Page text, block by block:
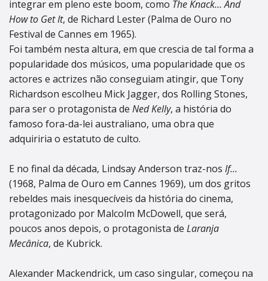
integrar em pleno este boom, como The Knack… And
How to Get It, de Richard Lester (Palma de Ouro no
Festival de Cannes em 1965).
Foi também nesta altura, em que crescia de tal forma a
popularidade dos músicos, uma popularidade que os
actores e actrizes não conseguiam atingir, que Tony
Richardson escolheu Mick Jagger, dos Rolling Stones,
para ser o protagonista de Ned Kelly, a história do
famoso fora-da-lei australiano, uma obra que
adquiriria o estatuto de culto.
E no final da década, Lindsay Anderson traz-nos If…
(1968, Palma de Ouro em Cannes 1969), um dos gritos
rebeldes mais inesquecíveis da história do cinema,
protagonizado por Malcolm McDowell, que será,
poucos anos depois, o protagonista de Laranja
Mecânica, de Kubrick.
Alexander Mackendrick, um caso singular, começou na